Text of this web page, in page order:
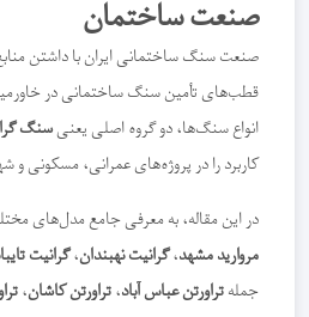
صنعت ساختمان
صنعت سنگ ساختمانی ایران با داشتن
قطب‌های تأمین سنگ ساختمانی در
انواع سنگ‌ها، دو گروه اصلی یعنی سنگ
کاربرد را در پروژه‌های عمرانی، مسکونی و
در این مقاله، به معرفی جامع مدل‌های
مروارید مشهد،گرانیت نهبندان،گرانیت
جمله تراورتن عباس آباد، تراورتن کاشان،